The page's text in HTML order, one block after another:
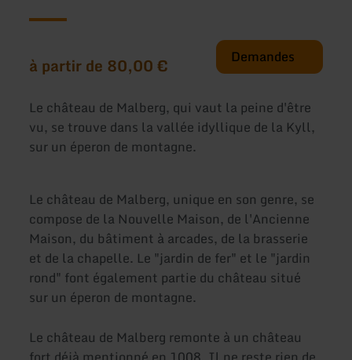
à partir de 80,00 € Demandes
Le château de Malberg, qui vaut la peine d'être
vu, se trouve dans la vallée idyllique de la Kyll,
sur un éperon de montagne.
Le château de Malberg, unique en son genre, se
compose de la Nouvelle Maison, de l'Ancienne
Maison, du bâtiment à arcades, de la brasserie
et de la chapelle. Le "jardin de fer" et le "jardin
rond" font également partie du château situé
sur un éperon de montagne.
Le château de Malberg remonte à un château